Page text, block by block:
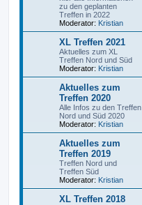
zu den geplanten
Treffen in 2022
Moderator: Kristian
XL Treffen 2021
Aktuelles zum XL
Treffen Nord und Süd
Moderator: Kristian
Aktuelles zum
Treffen 2020
Alle Infos zu den Treffen
Nord und Süd 2020
Moderator: Kristian
Aktuelles zum
Treffen 2019
Treffen Nord und
Treffen Süd
Moderator: Kristian
XL Treffen 2018